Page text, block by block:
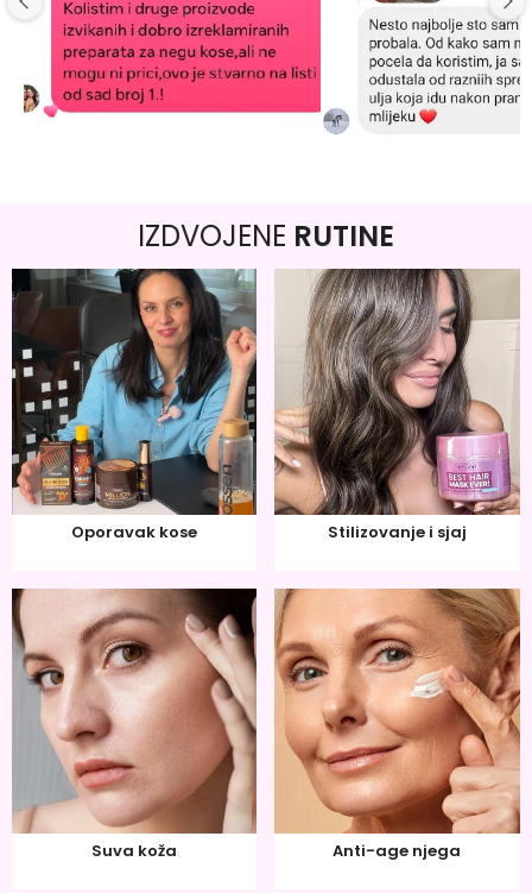
IZDVOJENE RUTINE
Oporavak kose Stilizovanje i sjaj
Suva koža Anti-age njega